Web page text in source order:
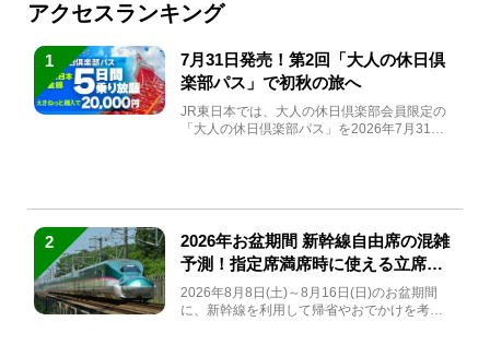
アクセスランキング
1
7月31日発売！第2回「大人の休日倶
楽部パス」で初秋の旅へ
JR東日本では、大人の休日倶楽部会員限定の
「大人の休日倶楽部パス」を2026年7月31日
2
2026年お盆期間 新幹線自由席の混雑
予測！指定席満席時に使える立席特
急券も解説
2026年8月8日(土)～8月16日(日)のお盆期間
に、新幹線を利用して帰省やおでかけを考え